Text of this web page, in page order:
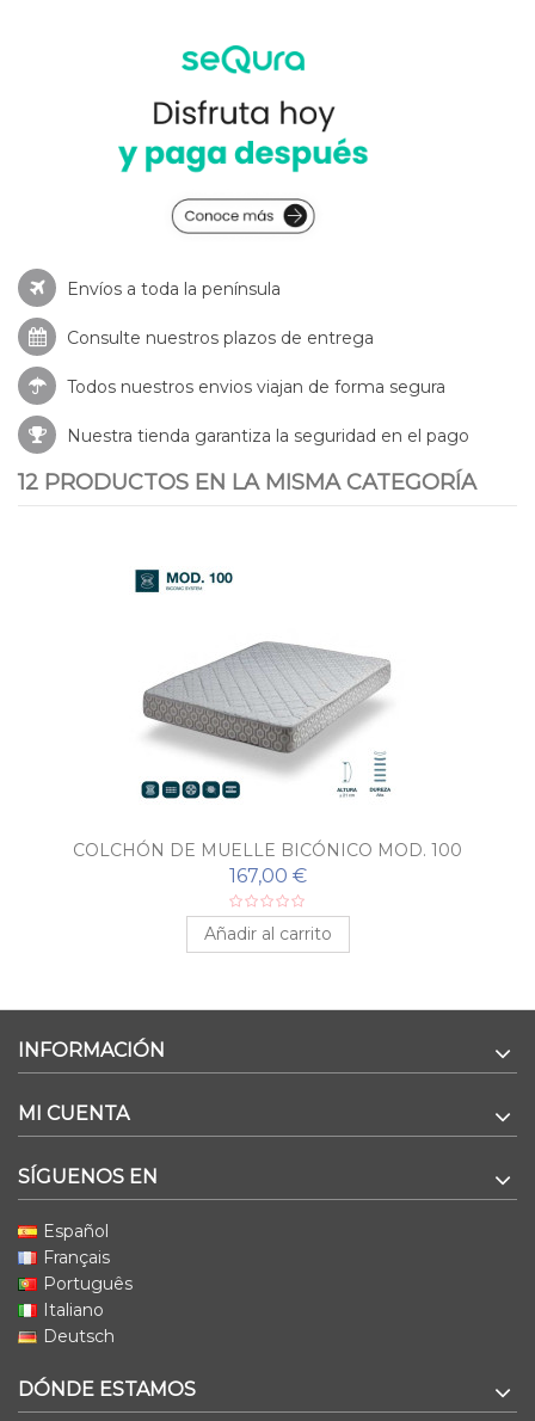
Envíos a toda la península
Consulte nuestros plazos de entrega
Todos nuestros envios viajan de forma segura
Nuestra tienda garantiza la seguridad en el pago
12 PRODUCTOS EN LA MISMA CATEGORÍA
COLCHÓN DE MUELLE BICÓNICO MOD. 100
167,00 €
Añadir al carrito
INFORMACIÓN
MI CUENTA
SÍGUENOS EN
Español
Français
Português
Italiano
Deutsch
DÓNDE ESTAMOS